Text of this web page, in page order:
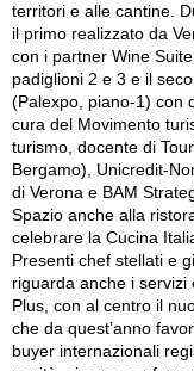
territori e alle cantine.
il primo realizzato da
con i partner Wine
padiglioni 2 e 3 e il
(Palexpo, piano-1) con
cura del Movimento
turismo, docente di
Bergamo), Unicredit-
di Verona e BAM
Spazio anche alla
celebrare la Cucina
Presenti chef stellati e
riguarda anche i servizi
Plus, con al centro il
che da quest’anno
buyer internazionali